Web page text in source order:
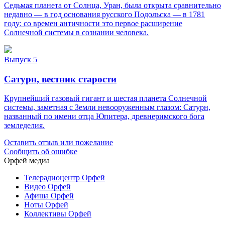
Седьмая планета от Солнца, Уран, была открыта сравнительно
недавно — в год основания русского Подольска — в 1781
году: со времен античности это первое расширение
Солнечной системы в сознании человека.
Выпуск 5
Сатурн, вестник старости
Крупнейший газовый гигант и шестая планета Солнечной
системы, заметная с Земли невооруженным глазом: Сатурн,
названный по имени отца Юпитера, древнеримского бога
земледелия.
Оставить отзыв или пожелание
Сообщить об ошибке
Орфей медиа
Телерадиоцентр Орфей
Видео Орфей
Афиша Орфей
Ноты Орфей
Коллективы Орфей